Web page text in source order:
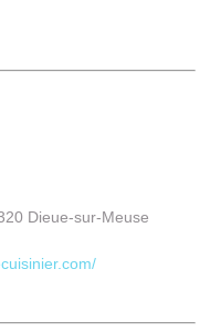
Dieue-sur-Meuse